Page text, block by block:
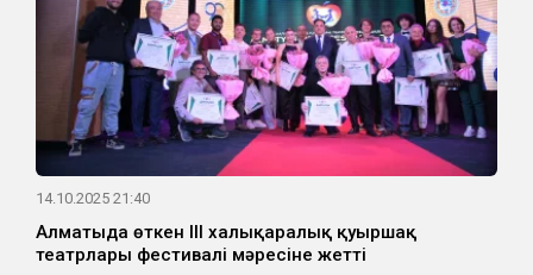
14.10.2025 21:40
Алматыда өткен III халықаралық қуыршақ
театрлары фестивалі мәресіне жетті